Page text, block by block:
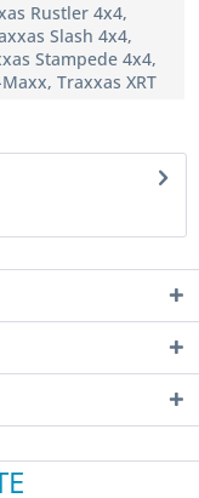
Rustler 4x4,
Slash 4x4,
Stampede 4x4,
Traxxas XRT